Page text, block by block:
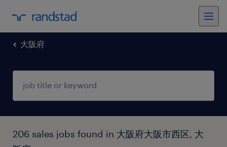
大阪府
206 sales jobs found in 大阪府大阪市西区, 大